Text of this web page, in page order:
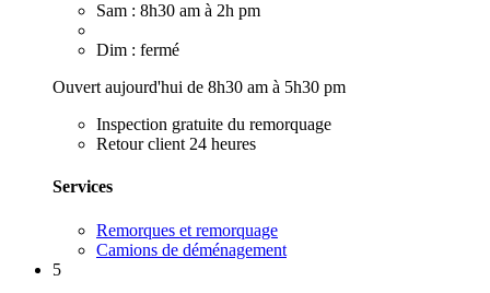
Sam : 8h30 am à 2h pm
Dim : fermé
Ouvert aujourd'hui de 8h30 am à 5h30 pm
Inspection gratuite du remorquage
Retour client 24 heures
Services
Remorques et remorquage
Camions de déménagement
5